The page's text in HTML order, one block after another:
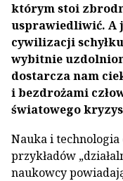
którym stoi
usprawiedliwić. A
cywilizacji
wybitnie
dostarcza nam
i bezdrożami
światowego
Nauka i
przykładów
naukowcy